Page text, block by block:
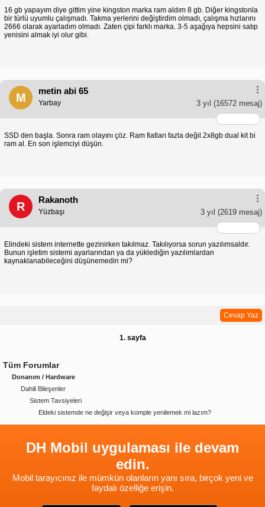
16 gb yapayım diye gittim yine kingston marka ram aldım 8 gb. Diğer kingstonla
bir türlü uyumlu çalışmadı. Takma yerlerini değiştirdim olmadı, çalışma hızlarını
2666 olarak ayarladım olmadı. Zaten çipi farklı marka. 3-5 aşağıya hepsini satıp
yenisini almak iyi olur gibi.
M
metin abi 65
3 yıl (16572 mesaj)
Yarbay
SSD den başla. Sonra ram olayını çöz. Ram fiatları fazla değil.2x8gb dual kit bi
ram al. En son işlemciyi düşün.
R
Rakanoth
3 yıl (2619 mesaj)
Yüzbaşı
Elindeki sistem internette gezinirken takılmaz. Takılıyorsa sorun yazılımsaldır.
Bunun işletim sistemi ayarlarından ya da yüklediğin yazılımlardan
kaynaklanabileceğini düşünemedin mi?
Cevap Yaz
1. sayfa
Tüm Forumlar
Donanım / Hardware
Dahili Bileşenler
Sistem Tavsiyeleri
Eldeki sistemde ne değişir veya komple yenilemek mi lazım?
DH Mobil uygulaması ile devam
edin.
Mobil tarayıcınız ile mümkün olanların yanı sıra, birçok yeni ve
faydalı özelliğe erişin.